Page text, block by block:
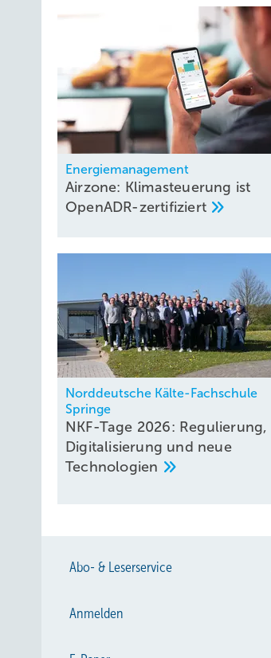
Energiemanagement
Airzone: Kli­ma­steue­rung ist
Open­ADR-zer­ti­fi­ziert
Norddeutsche Kälte-Fachschule
Springe
NKF-Tage 2026: Regulierung,
Digitalisierung und neue
Technologien
Abo- & Leserservice
Anmelden